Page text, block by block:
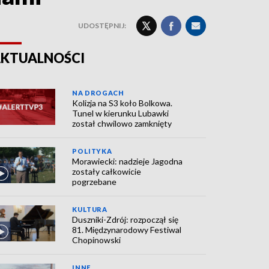
UDOSTĘPNIJ:
NA DROGACH
Kolizja na S3 koło Bolkowa.
Tunel w kierunku Lubawki
został chwilowo zamknięty
POLITYKA
Morawiecki: nadzieje Jagodna
zostały całkowicie
pogrzebane
KULTURA
Duszniki-Zdrój: rozpoczął się
81. Międzynarodowy Festiwal
Chopinowski